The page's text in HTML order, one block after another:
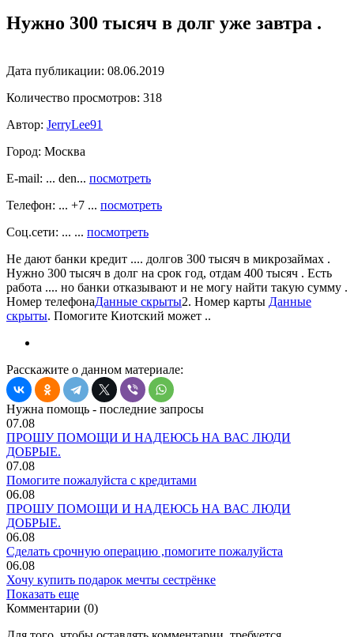
Нужно 300 тысяч в долг уже завтра .
Дата публикации: 08.06.2019
Количество просмотров: 318
Автор: JerryLee91
Город: Москва
E-mail: ... den... посмотреть
Телефон: ... +7 ... посмотреть
Соц.сети: ... ... посмотреть
Не дают банки кредит .... долгов 300 тысяч в микрозаймах .
Нужно 300 тысяч в долг на срок год, отдам 400 тысяч . Есть
работа .... но банки отказывают и не могу найти такую сумму .
Номер телефонаДанные скрыты2. Номер карты Данные
скрыты. Помогите Киотский может ..
Расскажите о данном материале:
Нужна помощь - последние запросы
07.08
ПРОШУ ПОМОЩИ И НАДЕЮСЬ НА ВАС ЛЮДИ
ДОБРЫЕ.
07.08
Помогите пожалуйста с кредитами
06.08
ПРОШУ ПОМОЩИ И НАДЕЮСЬ НА ВАС ЛЮДИ
ДОБРЫЕ.
06.08
Сделать срочную операцию ,помогите пожалуйста
06.08
Хочу купить подарок мечты сестрёнке
Показать еще
Комментарии (0)